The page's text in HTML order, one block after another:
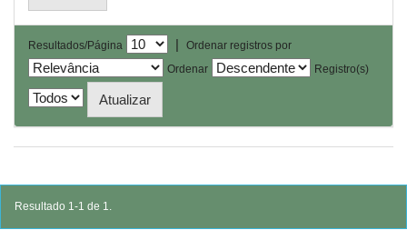
Resultados/Página |
Ordenar registros por
Ordenar
Registro(s)
Resultado 1-1 de 1.